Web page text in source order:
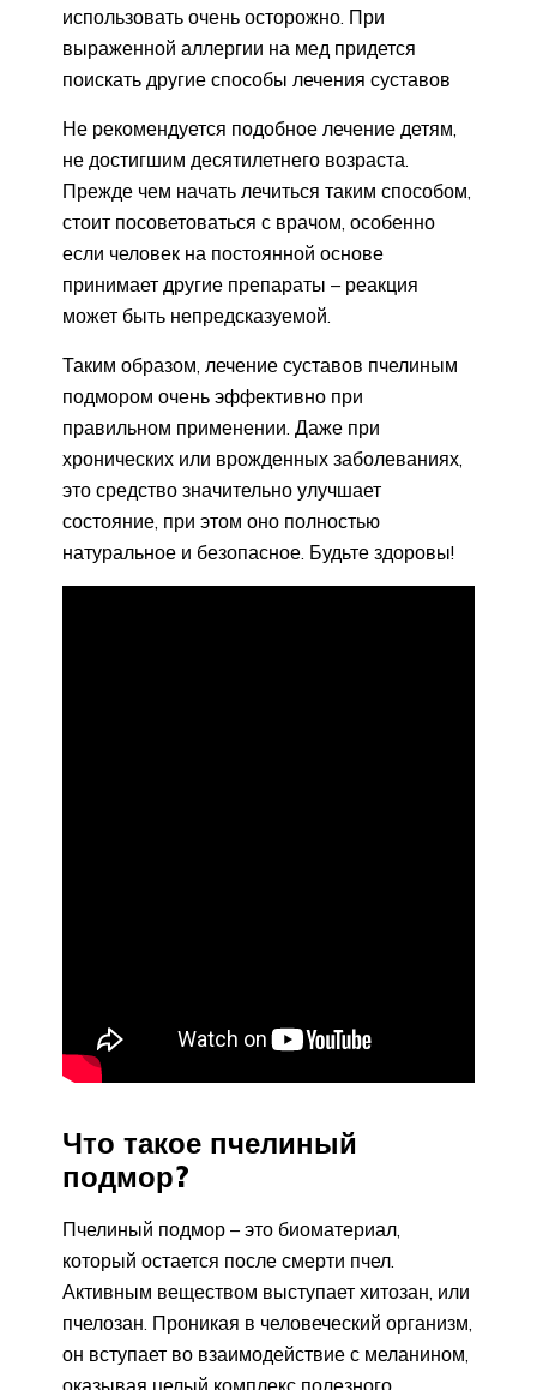
использовать очень осторожно. При
выраженной аллергии на мед придется
поискать другие способы лечения суставов
Не рекомендуется подобное лечение детям,
не достигшим десятилетнего возраста.
Прежде чем начать лечиться таким способом,
стоит посоветоваться с врачом, особенно
если человек на постоянной основе
принимает другие препараты – реакция
может быть непредсказуемой.
Таким образом, лечение суставов пчелиным
подмором очень эффективно при
правильном применении. Даже при
хронических или врожденных заболеваниях,
это средство значительно улучшает
состояние, при этом оно полностью
натуральное и безопасное. Будьте здоровы!
Что такое пчелиный
подмор?
Пчелиный подмор – это биоматериал,
который остается после смерти пчел.
Активным веществом выступает хитозан, или
пчелозан. Проникая в человеческий организм,
он вступает во взаимодействие с меланином,
оказывая целый комплекс полезного